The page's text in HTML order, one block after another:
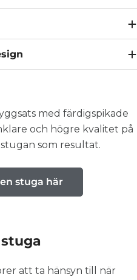
med färdigspikade
och högre kvalitet på
som resultat.
stuga här
att ta hänsyn till när